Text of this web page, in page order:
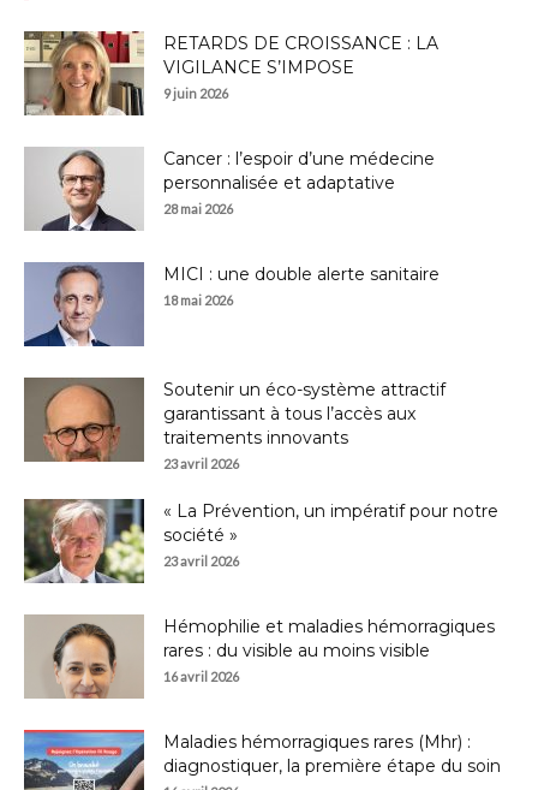
RETARDS DE CROISSANCE : LA
VIGILANCE S’IMPOSE
9 juin 2026
Cancer : l’espoir d’une médecine
personnalisée et adaptative
28 mai 2026
MICI : une double alerte sanitaire
18 mai 2026
Soutenir un éco-système attractif
garantissant à tous l’accès aux
traitements innovants
23 avril 2026
« La Prévention, un impératif pour notre
société »
23 avril 2026
Hémophilie et maladies hémorragiques
rares : du visible au moins visible
16 avril 2026
Maladies hémorragiques rares (Mhr) :
diagnostiquer, la première étape du soin